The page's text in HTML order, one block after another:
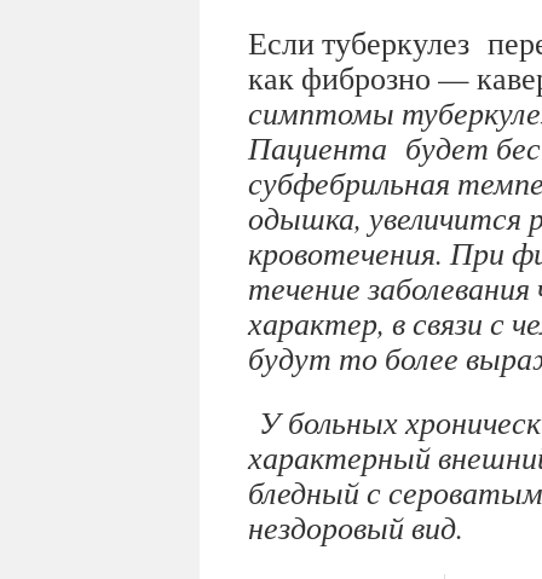
Если туберкулез
как фиброзно —
симптомы
Пациента будет
субфебрильная
одышка, увеличится
кровотечения. При
течение
характер, в связи с
будут то более
У больных
характерный
бледный с
нездоровый вид.